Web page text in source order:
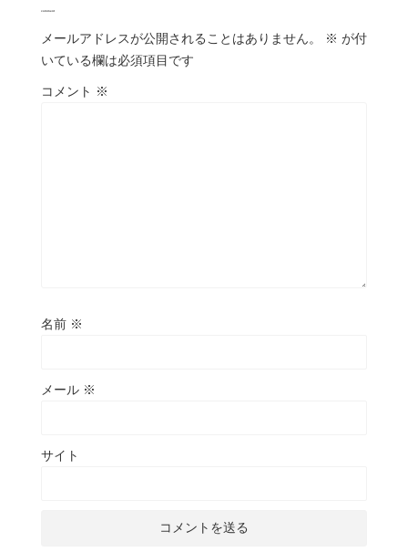
comment
メールアドレスが公開されることはありません。 ※ が付
いている欄は必須項目です
コメント ※
名前 ※
メール ※
サイト